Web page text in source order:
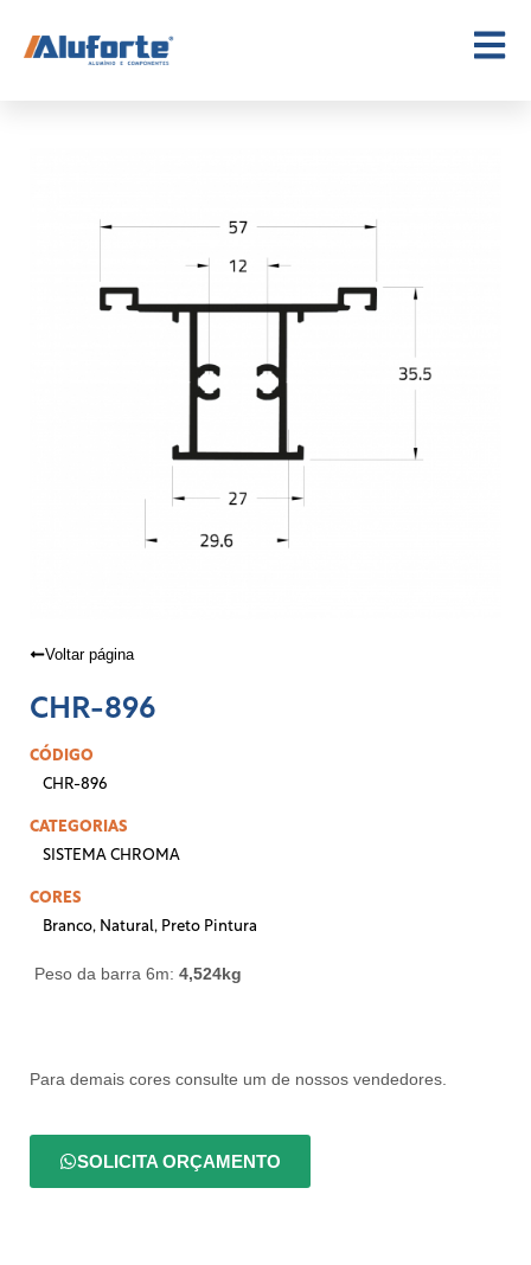
Voltar página
CHR-896
CÓDIGO
CHR-896
CATEGORIAS
SISTEMA CHROMA
CORES
Branco, Natural, Preto Pintura
Peso da barra 6m: 4,524kg
Para demais cores consulte um de nossos vendedores.
SOLICITA ORÇAMENTO